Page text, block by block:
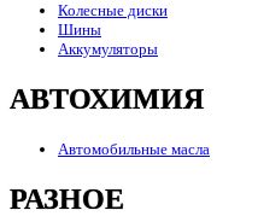
Колесные диски
Шины
Аккумуляторы
АВТОХИМИЯ
Автомобильные масла
РАЗНОЕ